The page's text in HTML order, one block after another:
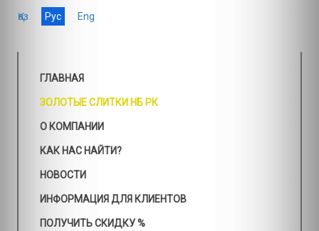
Қаз Рус Eng
ГЛАВНАЯ
ЗОЛОТЫЕ СЛИТКИ НБ РК
О КОМПАНИИ
КАК НАС НАЙТИ?
НОВОСТИ
ИНФОРМАЦИЯ ДЛЯ КЛИЕНТОВ
ПОЛУЧИТЬ СКИДКУ %